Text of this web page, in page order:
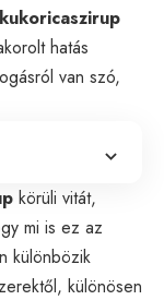
kukoricaszirup
hatás
van szó,
körüli vitát,
mi is ez az
különbözik
különösen